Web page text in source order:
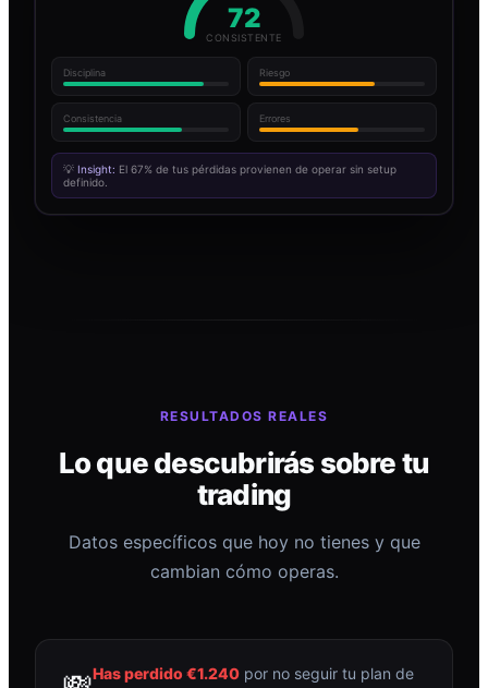
72
CONSISTENTE
Disciplina Riesgo
Consistencia Errores
💡 Insight: El 67% de tus pérdidas provienen de operar sin setup
definido.
RESULTADOS REALES
Lo que descubrirás sobre tu
trading
Datos específicos que hoy no tienes y que
cambian cómo operas.
Has perdido €1.240 por no seguir tu plan de